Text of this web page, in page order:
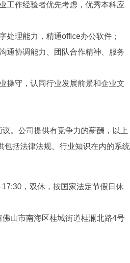
工作经验者优先考虑，优秀本科应
处理能力，精通office办公软件；
通协调能力、团队合作精神、服务
操守，认同行业发展前景和企业文
议。公司提供有竞争力的薪酬，以上
包括法律法规、行业知识在内的系统
，双休，按国家法定节假日休
佛山市南海区桂城街道桂澜北路4号